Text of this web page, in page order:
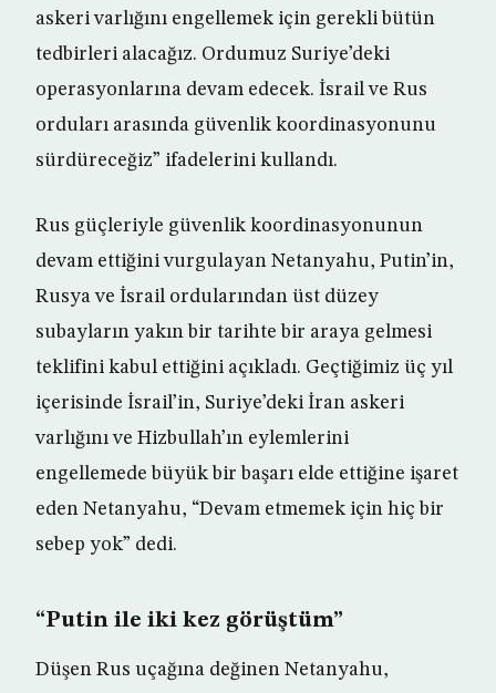
askeri varlığını engellemek için gerekli bütün
tedbirleri alacağız. Ordumuz Suriye’deki
operasyonlarına devam edecek. İsrail ve Rus
orduları arasında güvenlik koordinasyonunu
sürdüreceğiz” ifadelerini kullandı.
Rus güçleriyle güvenlik koordinasyonunun
devam ettiğini vurgulayan Netanyahu, Putin’in,
Rusya ve İsrail ordularından üst düzey
subayların yakın bir tarihte bir araya gelmesi
teklifini kabul ettiğini açıkladı. Geçtiğimiz üç yıl
içerisinde İsrail’in, Suriye’deki İran askeri
varlığını ve Hizbullah’ın eylemlerini
engellemede büyük bir başarı elde ettiğine işaret
eden Netanyahu, “Devam etmemek için hiç bir
sebep yok” dedi.
“Putin ile iki kez görüştüm”
Düşen Rus uçağına değinen Netanyahu,